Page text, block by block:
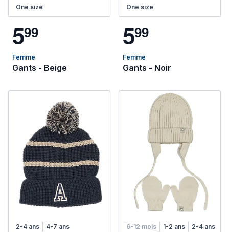
One size
599
Femme
Gants - Beige
One size
599
Femme
Gants - Noir
2-4 ans 4-7 ans 6-12 mois 1-2 ans 2-4 ans